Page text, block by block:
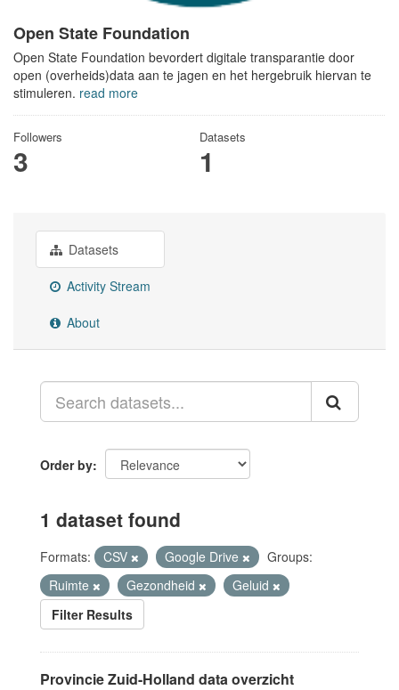
Open State Foundation
Open State Foundation bevordert digitale transparantie door
open (overheids)data aan te jagen en het hergebruik hiervan te
stimuleren. read more
Followers
3
Datasets
1
Datasets
Activity Stream
About
Order by
1 dataset found
Formats: CSV Google Drive
Groups:
Ruimte
Gezondheid
Geluid
Filter Results
Provincie Zuid-Holland data overzicht